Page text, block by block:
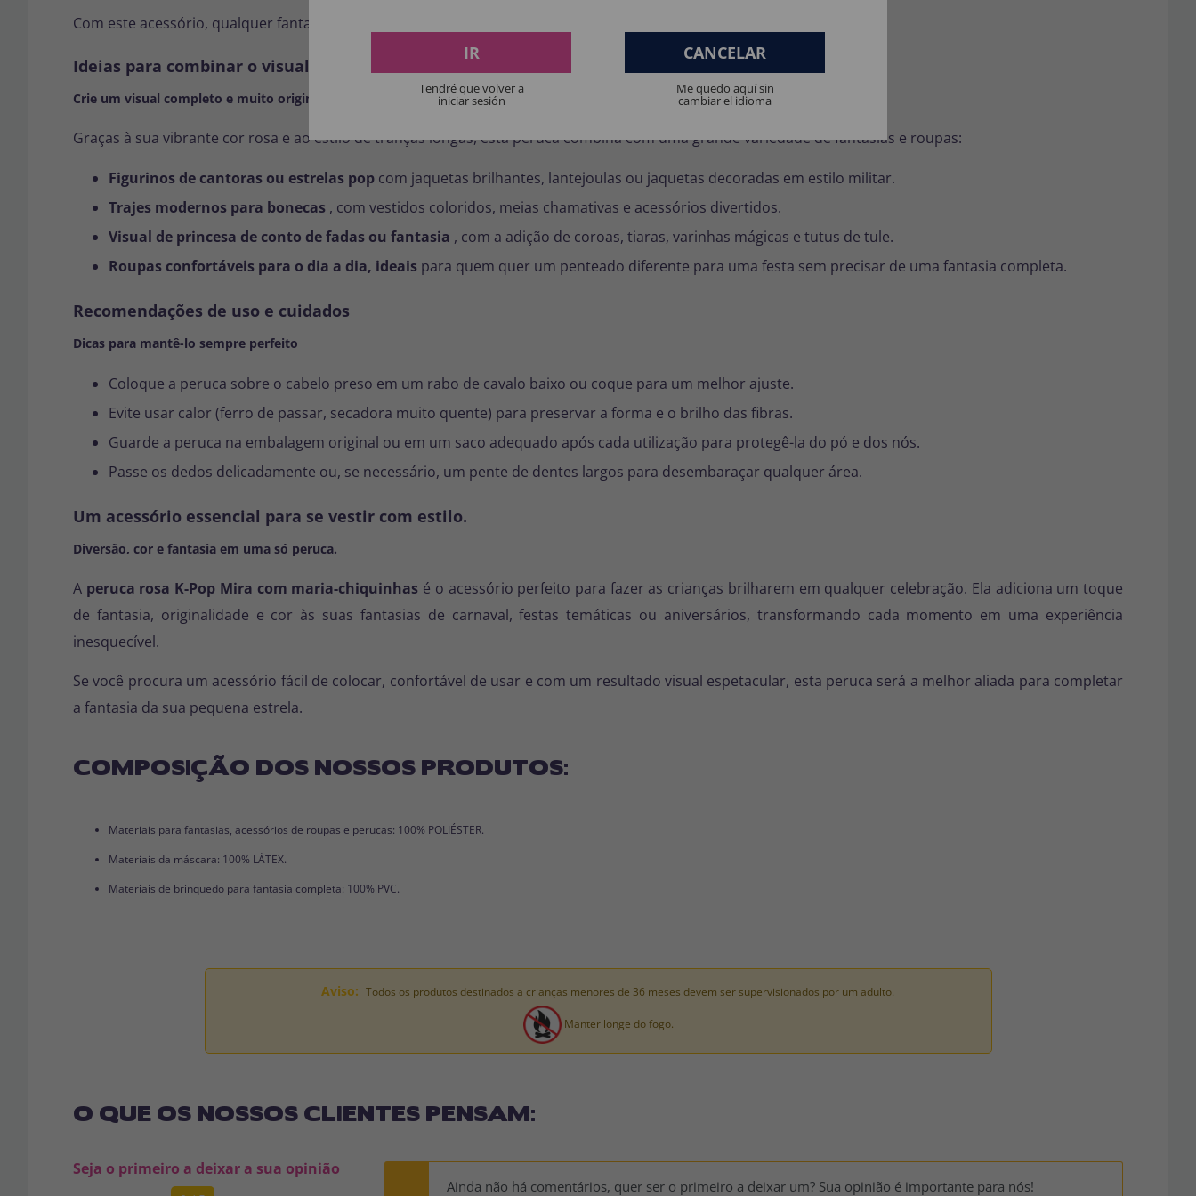
Com este acessório, qualquer fantasia simples se transforma em um traje espetacular sem grandes complicações.
Ideias para combinar o visual de peruca infantil K-Pop
Crie um visual completo e muito original.
Graças à sua vibrante cor rosa e ao estilo de tranças longas, esta peruca combina com uma grande variedade de fantasias e roupas:
Figurinos de cantoras ou estrelas pop com jaquetas brilhantes, lantejoulas ou jaquetas decoradas em estilo militar.
Trajes modernos para bonecas , com vestidos coloridos, meias chamativas e acessórios divertidos.
Visual de princesa de conto de fadas ou fantasia , com a adição de coroas, tiaras, varinhas mágicas e tutus de tule.
Roupas confortáveis para o dia a dia, ideais para quem quer um penteado diferente para uma festa sem precisar de uma fantasia completa.
Recomendações de uso e cuidados
Dicas para mantê-lo sempre perfeito
Coloque a peruca sobre o cabelo preso em um rabo de cavalo baixo ou coque para um melhor ajuste.
Evite usar calor (ferro de passar, secadora muito quente) para preservar a forma e o brilho das fibras.
Guarde a peruca na embalagem original ou em um saco adequado após cada utilização para protegê-la do pó e dos nós.
Passe os dedos delicadamente ou, se necessário, um pente de dentes largos para desembaraçar qualquer área.
Um acessório essencial para se vestir com estilo.
Diversão, cor e fantasia em uma só peruca.
A peruca rosa K-Pop Mira com maria-chiquinhas é o acessório perfeito para fazer as crianças brilharem em qualquer celebração. Ela adiciona um toque
de fantasia, originalidade e cor às suas fantasias de carnaval, festas temáticas ou aniversários, transformando cada momento em uma experiência
inesquecível.
Se você procura um acessório fácil de colocar, confortável de usar e com um resultado visual espetacular, esta peruca será a melhor aliada para completar
a fantasia da sua pequena estrela.
COMPOSIÇÃO DOS NOSSOS PRODUTOS:
Materiais para fantasias, acessórios de roupas e perucas: 100% POLIÉSTER.
Materiais da máscara: 100% LÁTEX.
Materiais de brinquedo para fantasia completa: 100% PVC.
Aviso: Todos os produtos destinados a crianças menores de 36 meses devem ser supervisionados por um adulto.
Manter longe do fogo.
O QUE OS NOSSOS CLIENTES PENSAM:
Seja o primeiro a deixar a sua opinião
Ainda não há comentários, quer ser o primeiro a deixar um? Sua opinião é importante para nós!
IR
Tendré que volver a
iniciar sesión
CANCELAR
Me quedo aquí sin
cambiar el idioma